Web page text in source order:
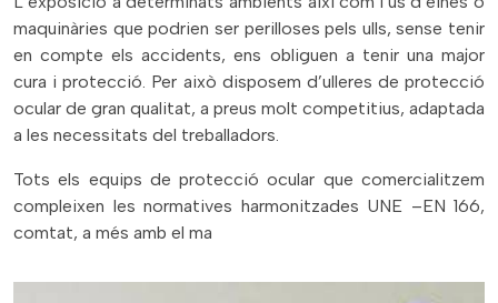
maquinàries que podrien ser perilloses pels ulls, sense tenir
en compte els accidents, ens obliguen a tenir una major
cura i protecció. Per això disposem d’ulleres de protecció
ocular de gran qualitat, a preus molt competitius, adaptada
a les necessitats del treballadors.
Tots els equips de protecció ocular que comercialitzem
compleixen les normatives harmonitzades UNE –EN 166,
comtat, a més amb el ma